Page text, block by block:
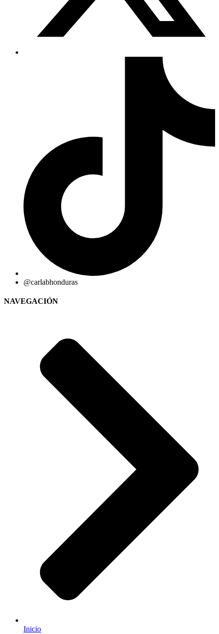
@carlabhonduras
NAVEGACIÓN
Inicio